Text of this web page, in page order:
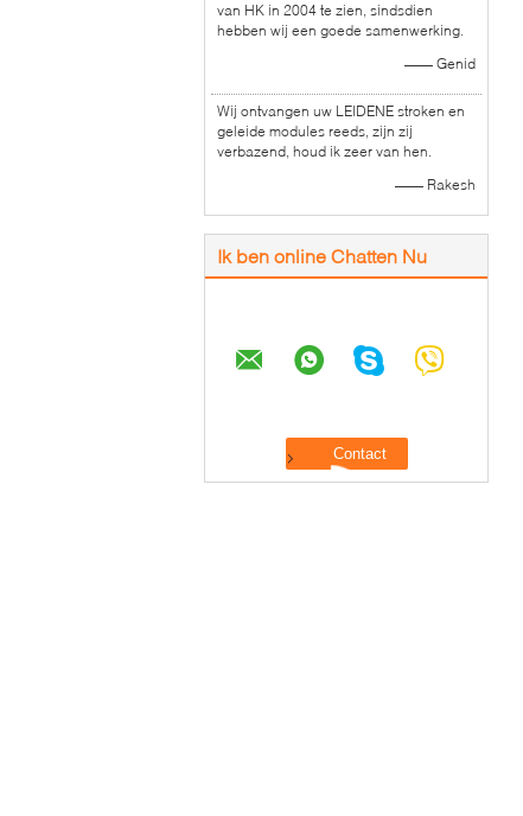
van HK in 2004 te zien, sindsdien
hebben wij een goede samenwerking.
—— Genid
Wij ontvangen uw LEIDENE stroken en
geleide modules reeds, zijn zij
verbazend, houd ik zeer van hen.
—— Rakesh
Ik ben online Chatten Nu